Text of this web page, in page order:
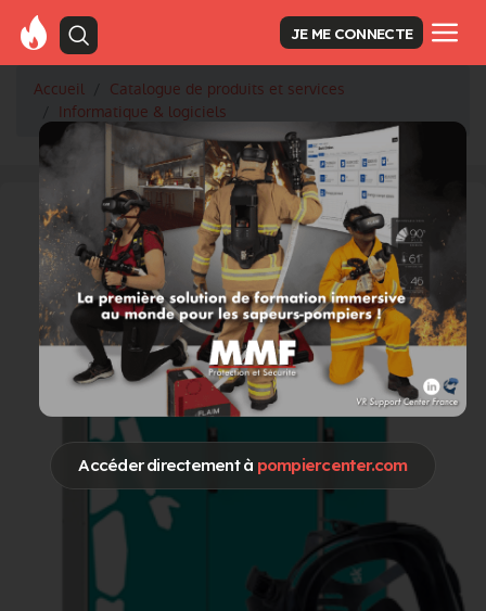
Accéder directement à pompiercenter.com
JE ME CONNECTE
Accueil
Catalogue de produits et services
Informatique & logiciels